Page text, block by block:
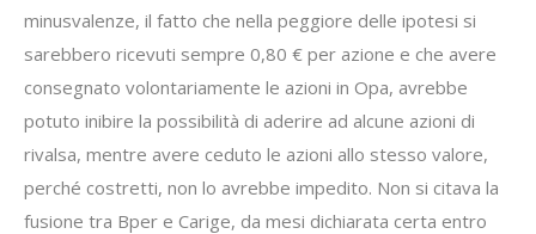
minusvalenze, il fatto che nella peggiore delle ipotesi si
sarebbero ricevuti sempre 0,80 € per azione e che avere
consegnato volontariamente le azioni in Opa, avrebbe
potuto inibire la possibilità di aderire ad alcune azioni di
rivalsa, mentre avere ceduto le azioni allo stesso valore,
perché costretti, non lo avrebbe impedito. Non si citava la
fusione tra Bper e Carige, da mesi dichiarata certa entro